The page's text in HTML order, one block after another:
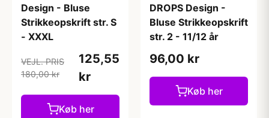
Design - Bluse
Strikkeopskrift str. S
- XXXL
VEJL. PRIS
180,00 kr
125,55
kr
Køb her
DROPS Design -
Bluse Strikkeopskrift
str. 2 - 11/12 år
96,00 kr
Køb her